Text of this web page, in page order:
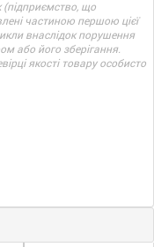
що
частиною першою цієї
внаслідок порушення
або його зберігання.
якості товару особисто